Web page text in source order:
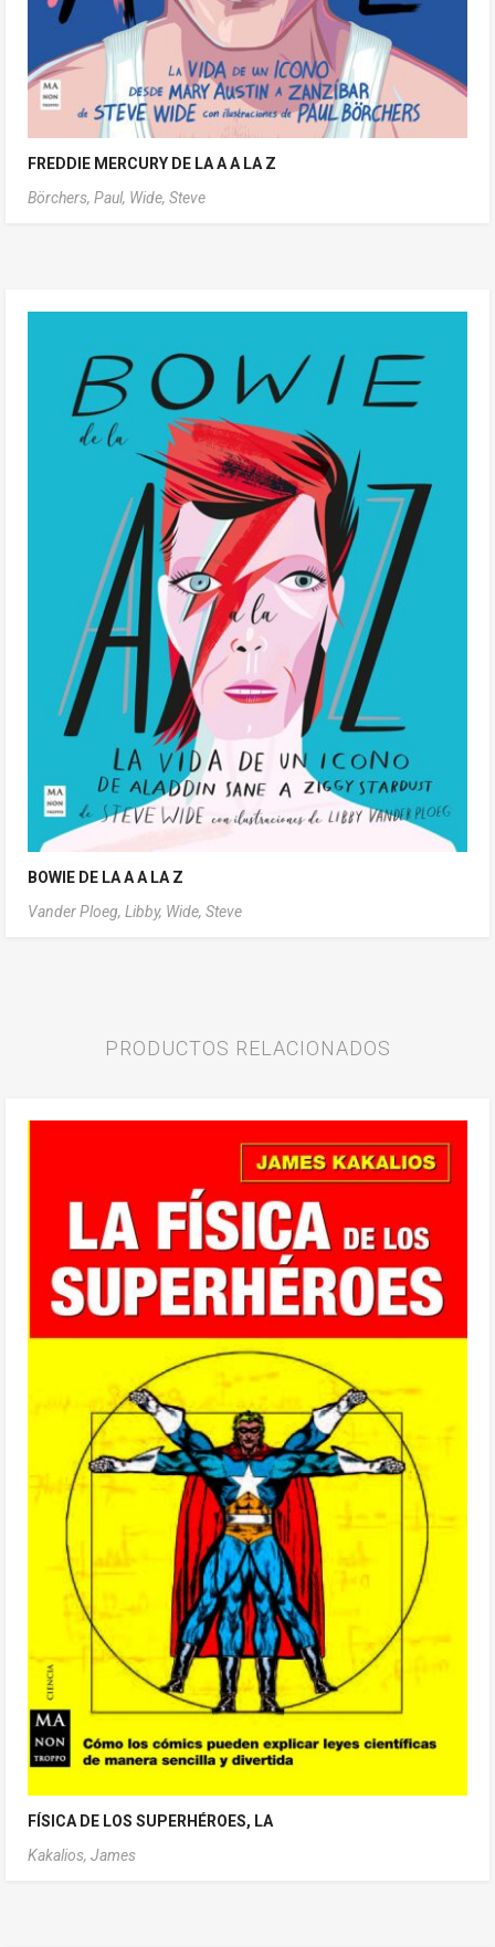
FREDDIE MERCURY DE LA A A LA Z
Börchers, Paul, Wide, Steve
BOWIE DE LA A A LA Z
Vander Ploeg, Libby, Wide, Steve
PRODUCTOS RELACIONADOS
FÍSICA DE LOS SUPERHÉROES, LA
Kakalios, James